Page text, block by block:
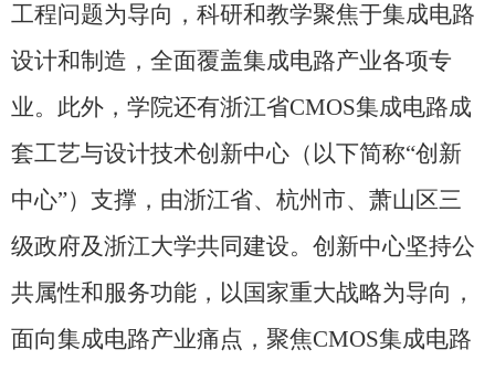
工程问题为导向，科研和教学聚焦于集成电路
设计和制造，全面覆盖集成电路产业各项专
业。此外，学院还有浙江省CMOS集成电路成
套工艺与设计技术创新中心（以下简称“创新
中心”）支撑，由浙江省、杭州市、萧山区三
级政府及浙江大学共同建设。创新中心坚持公
共属性和服务功能，以国家重大战略为导向，
面向集成电路产业痛点，聚焦CMOS集成电路